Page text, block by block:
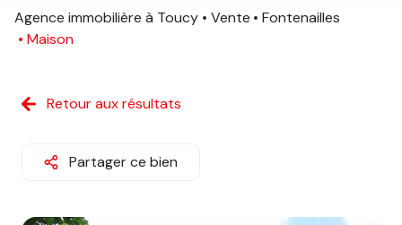
accueil
Agence immobilière à Toucy Vente
Fontenailles
Maison
Retour aux résultats
Partager ce bien